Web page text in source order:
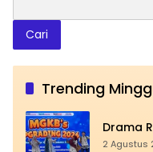
Cari
Trending
Drama
2 Agustus